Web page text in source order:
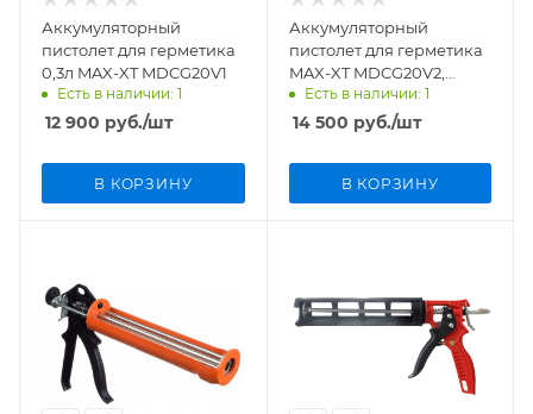
Аккумуляторный
пистолет для герметика
0,3л MAX-XT MDCG20V1
Есть в наличии: 1
12 900 руб./шт
В КОРЗИНУ
Аккумуляторный
пистолет для герметика
MAX-XT MDCG20V2,
арт.3348
Есть в наличии: 1
14 500 руб./шт
В КОРЗИНУ